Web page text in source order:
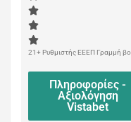
21+ Ρυθμιστής ΕΕΕΠ Γραμμή
Πληροφορίες -
Αξιολόγηση
Vistabet